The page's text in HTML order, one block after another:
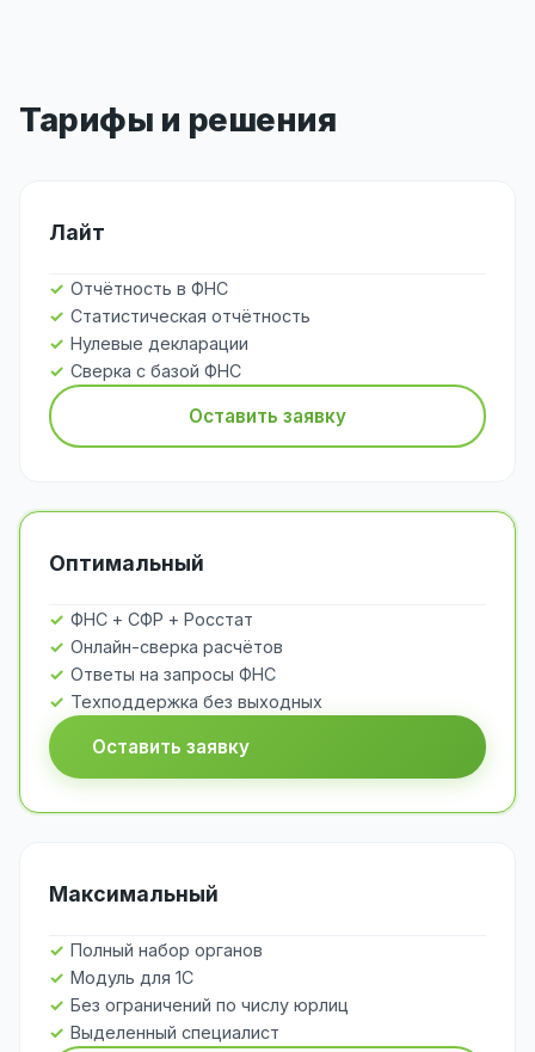
Тарифы и решения
Лайт
Отчётность в ФНС
Статистическая отчётность
Нулевые декларации
Сверка с базой ФНС
Оставить заявку
Оптимальный
ФНС + СФР + Росстат
Онлайн-сверка расчётов
Ответы на запросы ФНС
Техподдержка без выходных
Оставить заявку
Максимальный
Полный набор органов
Модуль для 1С
Без ограничений по числу юрлиц
Выделенный специалист